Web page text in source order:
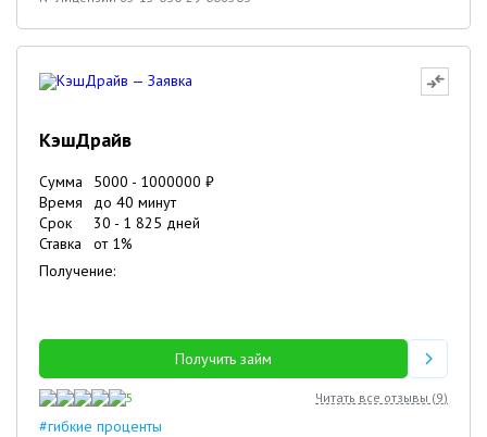
КэшДрайв
Сумма 5000 - 1000000 ₽
Время
до 40 минут
Срок
30 - 1 825 дней
Ставка
от 1%
Получение:
Получить займ
5 Читать все отзывы (9)
#гибкие проценты